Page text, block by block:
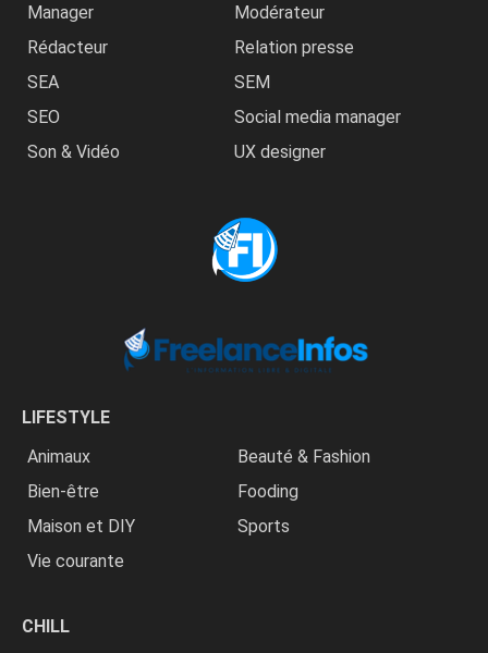
Manager
Modérateur
Rédacteur
Relation presse
SEA
SEM
SEO
Social media manager
Son & Vidéo
UX designer
LIFESTYLE
Animaux
Beauté & Fashion
Bien-être
Fooding
Maison et DIY
Sports
Vie courante
CHILL